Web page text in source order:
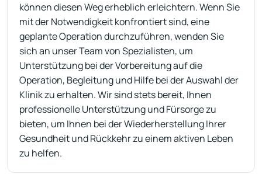
können diesen Weg erheblich erleichtern. Wenn Sie
mit der Notwendigkeit konfrontiert sind, eine
geplante Operation durchzuführen, wenden Sie
sich an unser Team von Spezialisten, um
Unterstützung bei der Vorbereitung auf die
Operation, Begleitung und Hilfe bei der Auswahl der
Klinik zu erhalten. Wir sind stets bereit, Ihnen
professionelle Unterstützung und Fürsorge zu
bieten, um Ihnen bei der Wiederherstellung Ihrer
Gesundheit und Rückkehr zu einem aktiven Leben
zu helfen.